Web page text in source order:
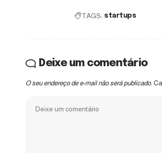
TAGS: startups
Deixe um comentário
O seu endereço de e-mail não será publicado.